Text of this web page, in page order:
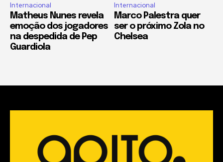
Internacional
Matheus Nunes revela
emoção dos jogadores
na despedida de Pep
Guardiola
Internacional
Marco Palestra quer
ser o próximo Zola no
Chelsea